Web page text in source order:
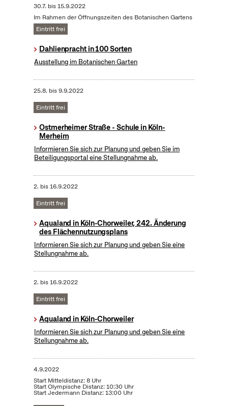
30.7. bis15.9.2022
Im Rahmen der Öffnungszeiten des Botanischen Gartens
Eintritt frei
Dahlienpracht in 100 Sorten
Ausstellung im Botanischen Garten
25.8. bis9.9.2022
Eintritt frei
Ostmerheimer Straße - Schule in Köln-
Merheim
Informieren Sie sich zur Planung und geben Sie im
Beteiligungsportal eine Stellungnahme ab.
2. bis16.9.2022
Eintritt frei
Aqualand in Köln-Chorweiler, 242. Änderung
des Flächennutzungsplans
Informieren Sie sich zur Planung und geben Sie eine
Stellungnahme ab.
2. bis16.9.2022
Eintritt frei
Aqualand in Köln-Chorweiler
Informieren Sie sich zur Planung und geben Sie eine
Stellungnahme ab.
4.9.2022
Start Mitteldistanz: 8 Uhr
Start Olympische Distanz: 10:30 Uhr
Start Jedermann Distanz: 13:00 Uhr